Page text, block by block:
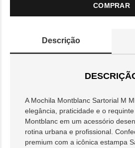
COMPRAR
Descrição
A Mochila Montblanc Sartorial M
elegância, praticidade e o
Montblanc em um acessório
rotina urbana e profissional.
premium com a icônica estampa